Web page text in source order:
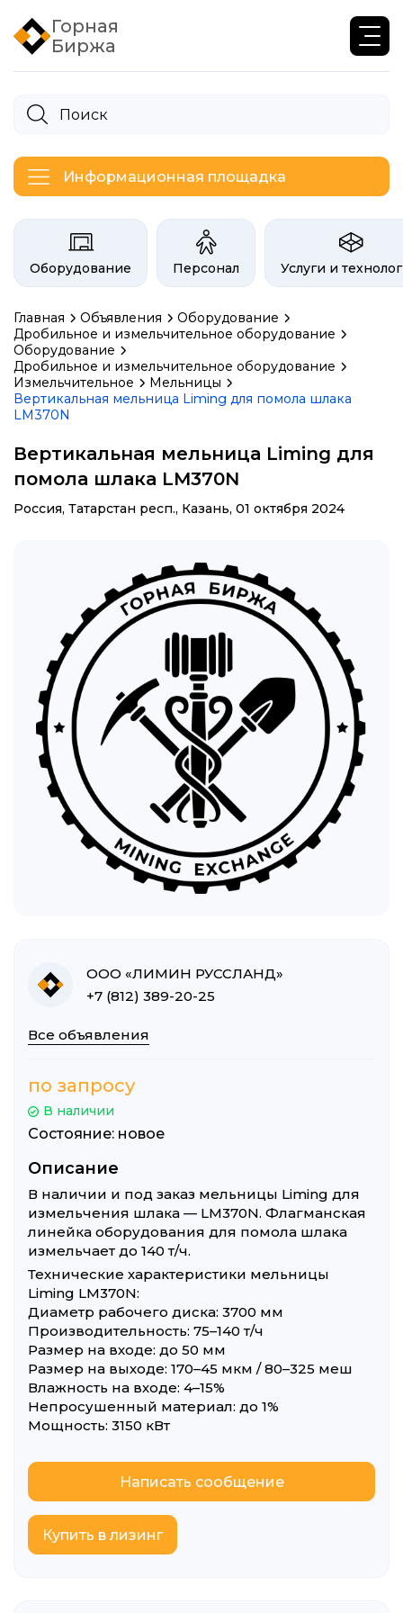
Горная
Биржа
Информационная площадка
Категории на бирже Инфогор
Оборудование Персонал Услуги и
Главная Объявления
Оборудование
Дробильное и измельчительное оборудование
Оборудование
Дробильное и измельчительное оборудование
Измельчительное
Мельницы
Вертикальная мельница Liming для помола шлака
LM370N
Вертикальная мельница Liming для
помола шлака LM370N
Россия, Татарстан респ., Казань, 01 октября 2024
Информация об объявлении
Информация об авторе
ООО «ЛИМИН РУССЛАНД»
+7 (812) 389-20-25
Все объявления
по запросу
В наличии
Состояние: новое
Описание
В наличии и под заказ мельницы Liming для
измельчения шлака — LM370N. Флагманская
линейка оборудования для помола шлака
измельчает до 140 т/ч.
Технические характеристики мельницы
Liming LM370N:
Диаметр рабочего диска: 3700 мм
Производительность: 75–140 т/ч
Размер на входе: до 50 мм
Размер на выходе: 170–45 мкм / 80–325 меш
Влажность на входе: 4–15%
Непросушенный материал: до 1%
Мощность: 3150 кВт
Написать сообщение
Купить в лизинг